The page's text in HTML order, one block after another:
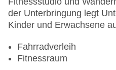
der Unterbringung legt
Kinder und Erwachsene
Fahrradverleih
Fitnessraum